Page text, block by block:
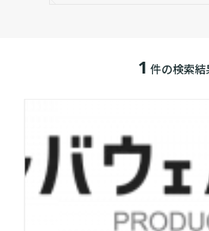
1 件の検索結